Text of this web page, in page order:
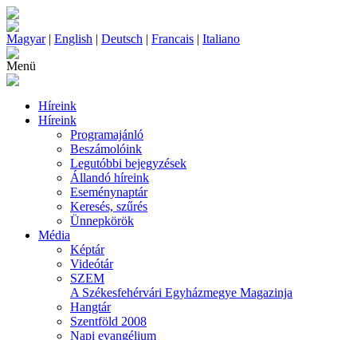
Magyar| English | Deutsch | Francais | Italiano
Menü
Híreink
Híreink
Programajánló
Beszámolóink
Legutóbbi bejegyzések
Állandó híreink
Eseménynaptár
Keresés, szűrés
Ünnepkörök
Média
Képtár
Videótár
SZEM
A Székesfehérvári Egyházmegye Magazinja
Hangtár
Szentföld 2008
Napi evangélium